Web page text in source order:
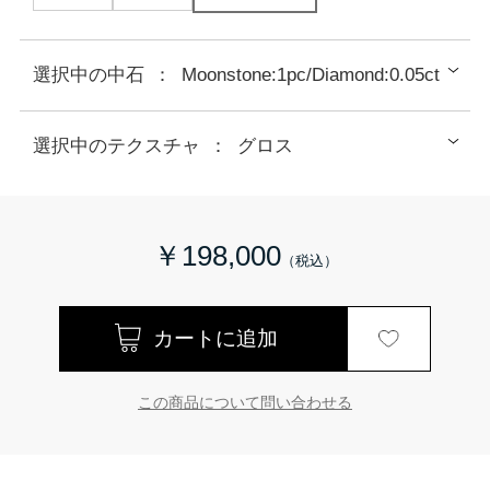
選択中の中石 ： Moonstone:1pc/Diamond:0.05ct
選択中のテクスチャ ： グロス
￥198,000
この商品について問い合わせる